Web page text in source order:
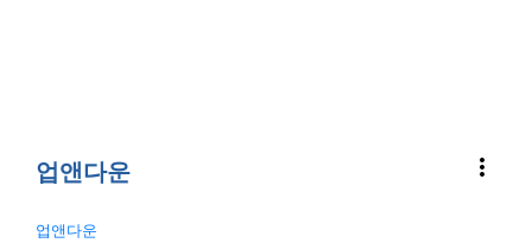
업앤다운 more_vert
업앤다운